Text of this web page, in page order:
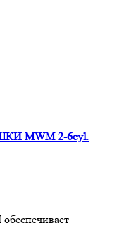
MWM 2-6cyl.